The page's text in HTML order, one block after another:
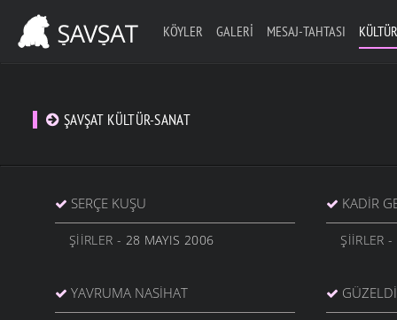
KÖYLER GALERI MESAJ-TAHTASI
ŞAVŞAT KÜLTÜR-SANAT
SERÇE KUŞU
ŞIIRLER - 28 MAYIS 2006
KADIR
ŞIIRLER -
YAVRUMA NASIHAT